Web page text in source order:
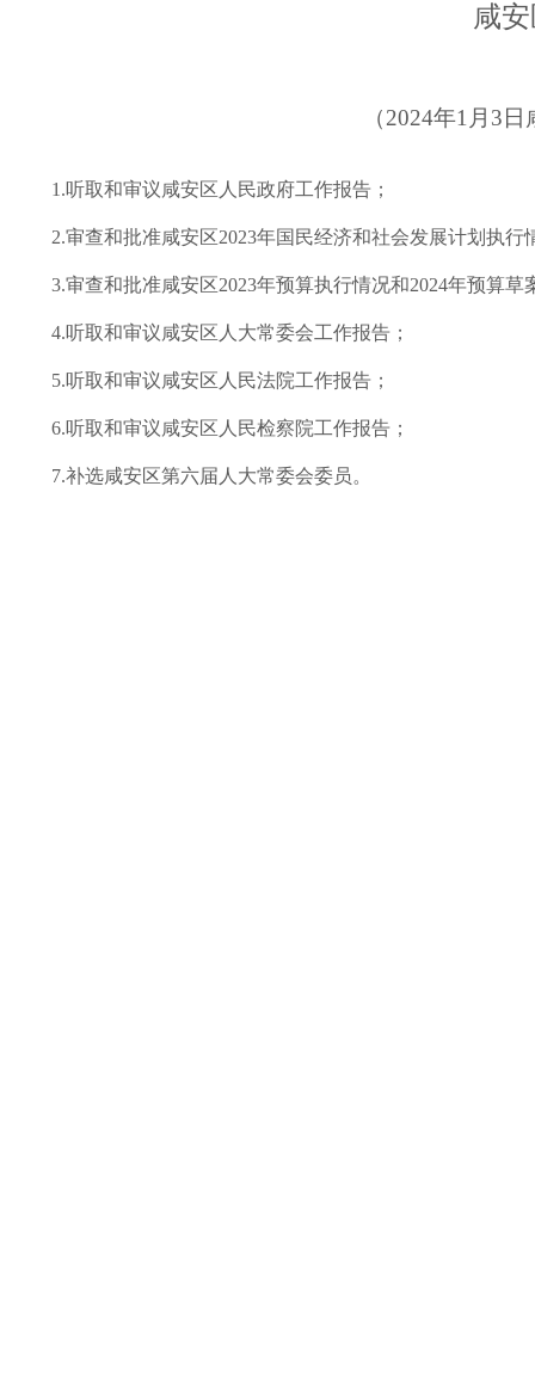
咸
（2024年1 月 3 日
1 .听取和审议咸安区人民政府工作报告 ；
2.审查和批准咸安区2023年国民经济和社会发展计划执
3.审查和批准咸安区2023年预算执行情况和2024年预算草
4.听取和审议咸安区 人大常委会工作报告 ；
5.听取和审议咸安区人民法院工作报告 ；
6.听取和审议咸安区人民检察院工作报告 ；
7.补选咸安区第六届人大常委会委员。